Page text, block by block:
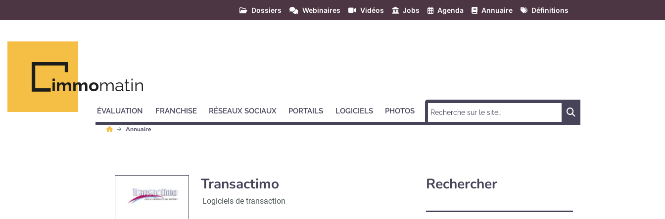
Dossiers Webinaires Vidéos Jobs Agenda Annuaire Définitions
immomatin
ÉVALUATION FRANCHISE RÉSEAUX SOCIAUX PORTAILS LOGICIELS PHOTOS
Annuaire
Transactimo
Logiciels de transaction
Rechercher